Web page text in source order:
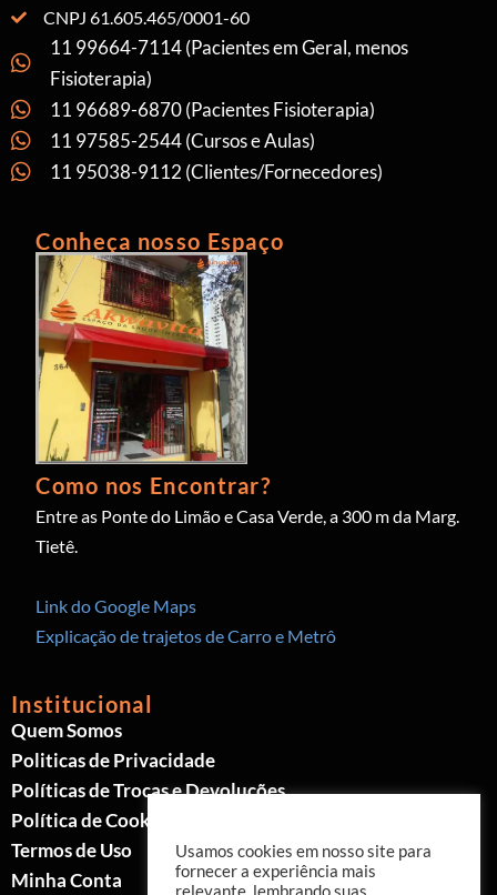
CNPJ 61.605.465/0001-60
11 99664-7114 (Pacientes em Geral, menos
Fisioterapia)
11 96689-6870 (Pacientes Fisioterapia)
11 97585-2544 (Cursos e Aulas)
11 95038-9112 (Clientes/Fornecedores)
Conheça nosso Espaço
Como nos Encontrar?
Entre as Ponte do Limão e Casa Verde, a 300 m da Marg.
Tietê.
Link do Google Maps
Explicação de trajetos de Carro e Metrô
Institucional
Quem Somos
Politicas de Privacidade
Políticas de Trocas e Devoluções
Política de Cookies
Termos de Uso
Minha Conta
Usamos cookies em nosso site para
fornecer a experiência mais
relevante, lembrando suas